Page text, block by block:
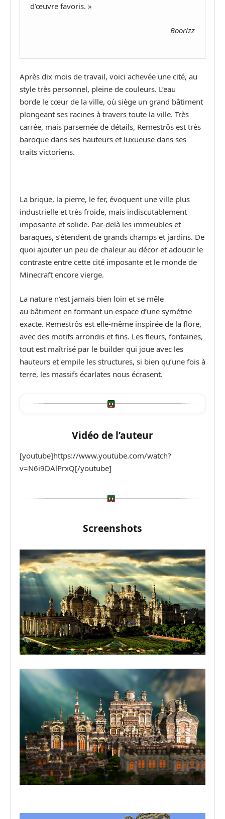
d’œuvre favoris. »
Boorizz
Après dix mois de travail, voici achevée une cité, au
style très personnel, pleine de couleurs. L’eau
borde le cœur de la ville, où siège un grand bâtiment
plongeant ses racines à travers toute la ville. Très
carrée, mais parsemée de détails, Remestrôs est très
baroque dans ses hauteurs et luxueuse dans ses
traits victoriens.
La brique, la pierre, le fer, évoquent une ville plus
industrielle et très froide, mais indiscutablement
imposante et solide. Par-delà les immeubles et
baraques, s’étendent de grands champs et jardins. De
quoi ajouter un peu de chaleur au décor et adoucir le
contraste entre cette cité imposante et le monde de
Minecraft encore vierge.
La nature n’est jamais bien loin et se mêle
au bâtiment en formant un espace d’une symétrie
exacte. Remestrôs est elle-même inspirée de la flore,
avec des motifs arrondis et fins. Les fleurs, fontaines,
tout est maîtrisé par le builder qui joue avec les
hauteurs et empile les structures, si bien qu’une fois à
terre, les massifs écarlates nous écrasent.
Vidéo de l’auteur
[youtube]https://www.youtube.com/watch?
v=N6i9DAlPrxQ[/youtube]
Screenshots